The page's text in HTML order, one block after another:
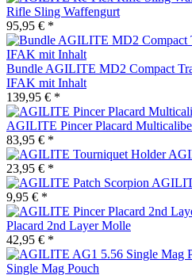
Rifle Sling Waffengurt
95,95 € *
Bundle AGILITE MD2 Compact
IFAK mit Inhalt
139,95 € *
AGILITE Pincer Placard
83,95 € *
23,95 € *
9,95 € *
Placard 2nd Layer Molle
42,95 € *
Single Mag Pouch